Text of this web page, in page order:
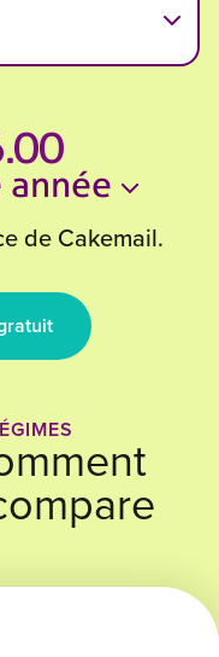
année
de Cakemail.